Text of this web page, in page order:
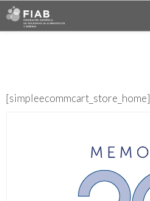
[simpleecommcart_store_home]